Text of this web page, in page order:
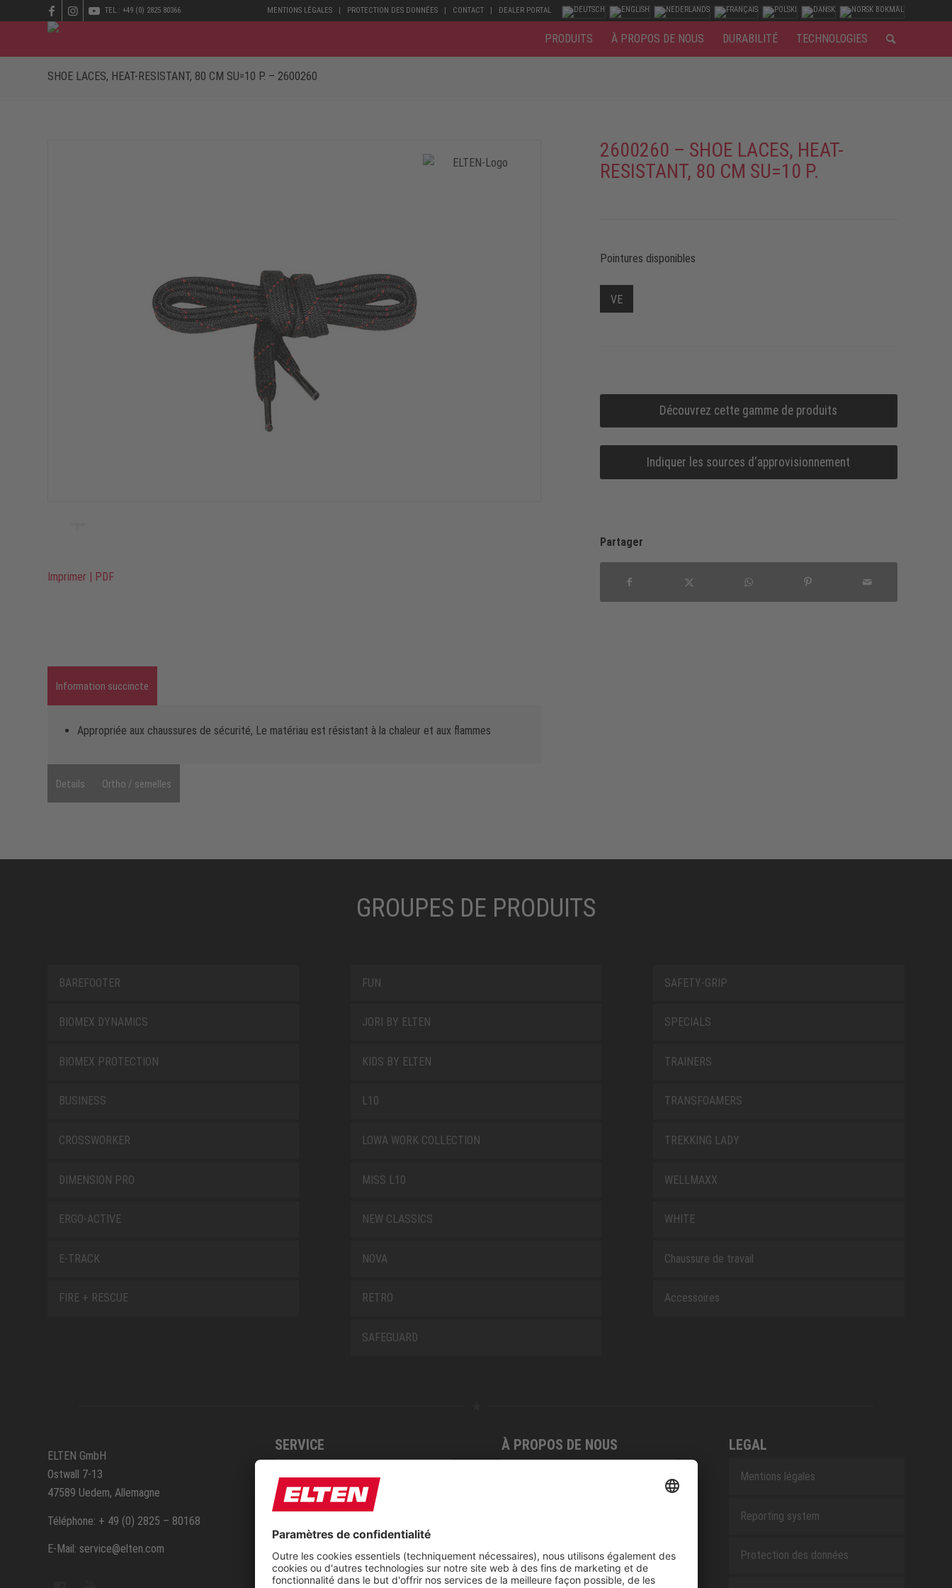
MENTIONS LÉGALES PROTECTION DES DONNÉES CONTACT DEALER PORTAL
TEL.: +49 (0) 2825 80366
PRODUITS À PROPOS DE NOUS DURABILITÉ TECHNOLOGIES
SHOE LACES, HEAT-RESISTANT, 80 CM SU=10 P. – 2600260
Imprimer | PDF
2600260 – SHOE LACES, HEAT-
RESISTANT, 80 CM SU=10 P.
Pointures disponibles
VE
Découvrez cette gamme de produits
Indiquer les sources d‘approvisionnement
Partager
Information succincte
Appropriée aux chaussures de sécurité, Le matériau est résistant à la chaleur et aux flammes
Details Ortho / semelles
GROUPES DE PRODUITS
BAREFOOTER
BIOMEX DYNAMICS
BIOMEX PROTECTION
BUSINESS
CROSSWORKER
DIMENSION PRO
ERGO-ACTIVE
E-TRACK
FIRE + RESCUE
FUN
JORI BY ELTEN
KIDS BY ELTEN
L10
LOWA WORK COLLECTION
MISS L10
NEW CLASSICS
NOVA
RETRO
SAFEGUARD
SAFETY-GRIP
SPECIALS
TRAINERS
TRANSFOAMERS
TREKKING LADY
WELLMAXX
WHITE
Chaussure de travail
Accessoires
ELTEN GmbH
Ostwall 7-13
47589 Uedem, Allemagne
Téléphone: + 49 (0) 2825 – 80168
E-Mail: service@elten.com
SERVICE
Itinéraire
Service de réparations de ELTEN
Contact
À PROPOS DE NOUS
CSR-Report
LEGAL
Mentions légales
Reporting system
Protection des données